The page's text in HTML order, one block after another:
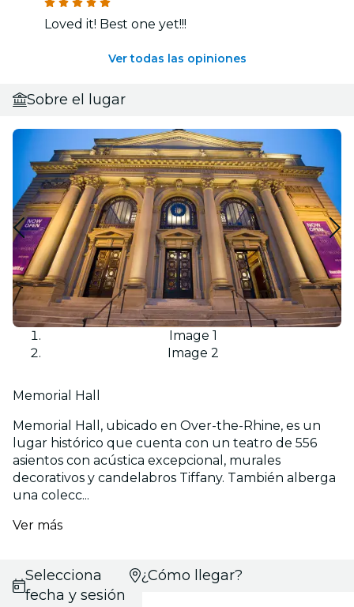
Loved it! Best one yet!!!
Ver todas las opiniones
Sobre el lugar
Image 1
Image 2
Memorial Hall
Memorial Hall, ubicado en Over-the-Rhine, es un
lugar histórico que cuenta con un teatro de 556
asientos con acústica excepcional, murales
decorativos y candelabros Tiffany. También alberga
una colecc...
Ver más
Selecciona
fecha y sesión
¿Cómo llegar?